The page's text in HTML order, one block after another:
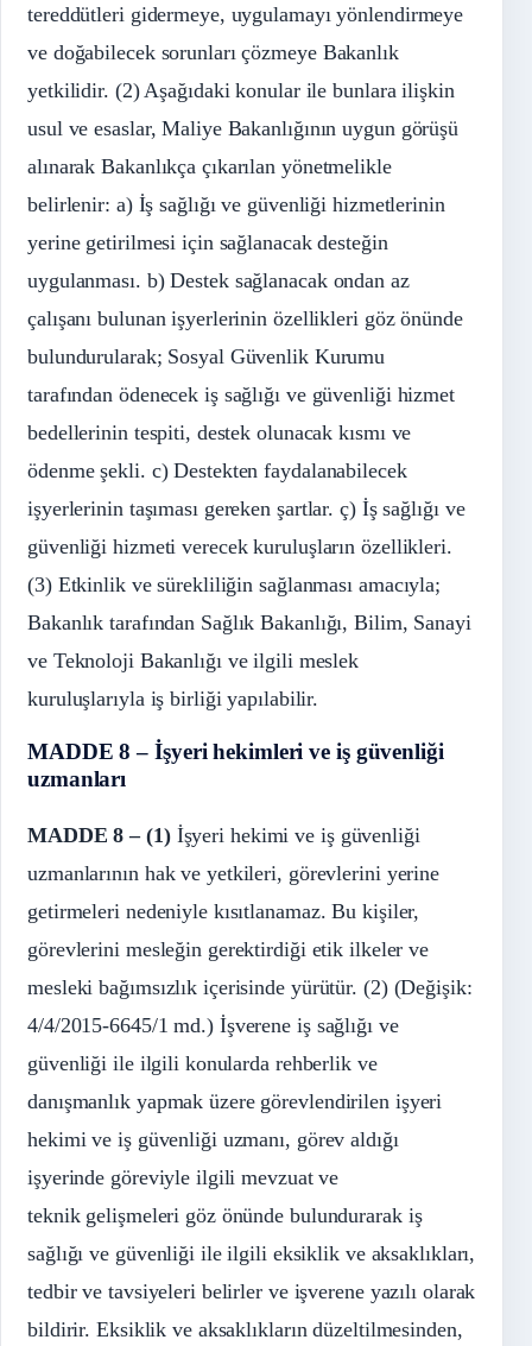
tereddütleri gidermeye, uygulamayı yönlendirmeye
ve doğabilecek sorunları çözmeye Bakanlık
yetkilidir. (2) Aşağıdaki konular ile bunlara ilişkin
usul ve esaslar, Maliye Bakanlığının uygun görüşü
alınarak Bakanlıkça çıkarılan yönetmelikle
belirlenir: a) İş sağlığı ve güvenliği hizmetlerinin
yerine getirilmesi için sağlanacak desteğin
uygulanması. b) Destek sağlanacak ondan az
çalışanı bulunan işyerlerinin özellikleri göz önünde
bulundurularak; Sosyal Güvenlik Kurumu
tarafından ödenecek iş sağlığı ve güvenliği hizmet
bedellerinin tespiti, destek olunacak kısmı ve
ödenme şekli. c) Destekten faydalanabilecek
işyerlerinin taşıması gereken şartlar. ç) İş sağlığı ve
güvenliği hizmeti verecek kuruluşların özellikleri.
(3) Etkinlik ve sürekliliğin sağlanması amacıyla;
Bakanlık tarafından Sağlık Bakanlığı, Bilim, Sanayi
ve Teknoloji Bakanlığı ve ilgili meslek
kuruluşlarıyla iş birliği yapılabilir.
MADDE 8 – İşyeri hekimleri ve iş güvenliği
uzmanları
MADDE 8 –(1)İşyeri hekimi ve iş güvenliği
uzmanlarının hak ve yetkileri, görevlerini yerine
getirmeleri nedeniyle kısıtlanamaz. Bu kişiler,
görevlerini mesleğin gerektirdiği etik ilkeler ve
mesleki bağımsızlık içerisinde yürütür. (2) (Değişik:
4/4/2015-6645/1 md.) İşverene iş sağlığı ve
güvenliği ile ilgili konularda rehberlik ve
danışmanlık yapmak üzere görevlendirilen işyeri
hekimi ve iş güvenliği uzmanı, görev aldığı
işyerinde göreviyle ilgili mevzuat ve
teknik gelişmeleri göz önünde bulundurarak iş
sağlığı ve güvenliği ile ilgili eksiklik ve aksaklıkları,
tedbir ve tavsiyeleri belirler ve işverene yazılı olarak
bildirir. Eksiklik ve aksaklıkların düzeltilmesinden,